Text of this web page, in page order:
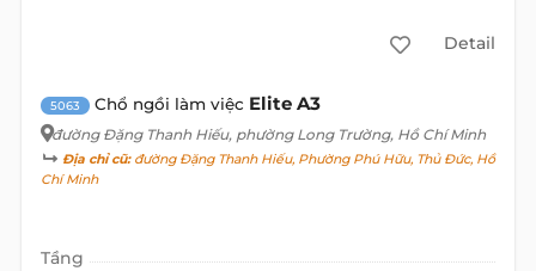
Detail
5063 Chổ ngồi làm việc Elite A3
đường Đặng Thanh Hiếu, phường Long Trường, Hồ Chí Minh
Địa chỉ cũ:đường Đặng Thanh Hiếu, Phường Phú Hữu, Thủ Đức, Hồ
Chí Minh
Tầng